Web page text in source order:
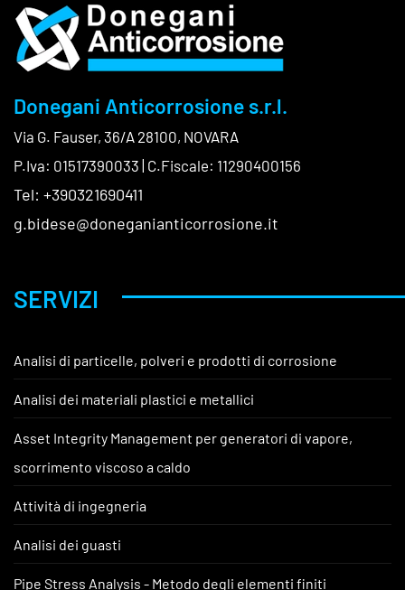
Donegani Anticorrosione s.r.l.
Via G. Fauser, 36/A 28100, NOVARA
P.Iva: 01517390033 | C.Fiscale: 11290400156
Tel: +390321690411
g.bidese@doneganianticorrosione.it
SERVIZI
Analisi di particelle, polveri e prodotti di corrosione
Analisi dei materiali plastici e metallici
Asset Integrity Management per generatori di vapore,
scorrimento viscoso a caldo
Attività di ingegneria
Analisi dei guasti
Pipe Stress Analysis - Metodo degli elementi finiti